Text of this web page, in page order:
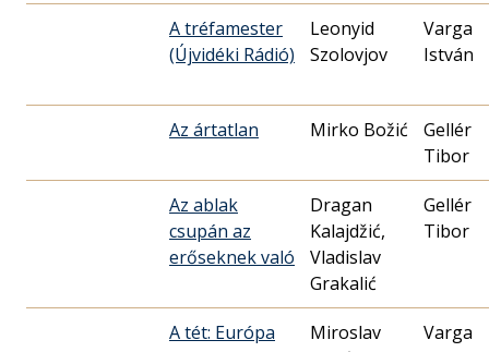
A tréfamester
(Újvidéki Rádió)
Leonyid
Szolovjov
Varga
István
Az ártatlan Mirko Božić
Gellér
Tibor
Az ablak
csupán az
erőseknek való
Dragan
Kalajdžić,
Vladislav
Grakalić
Gellér
Tibor
A tét: Európa
Miroslav
Varga